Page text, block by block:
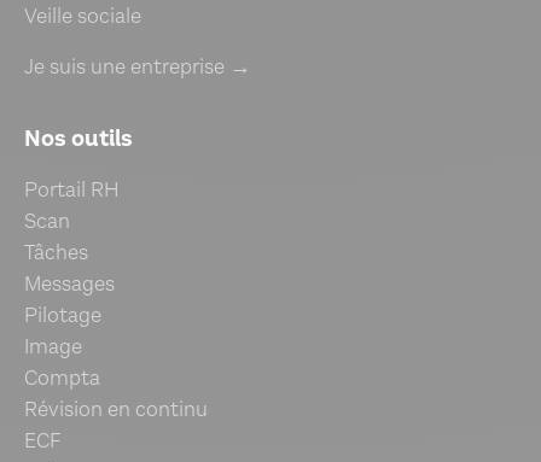
Veille sociale
Je suis une entreprise →
Nos outils
Portail RH
Scan
Tâches
Messages
Pilotage
Image
Compta
Révision en continu
ECF